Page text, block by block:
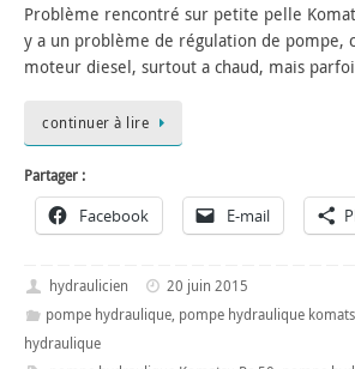
Problème rencontré sur petite pelle
y a un problème de régulation de pompe,
moteur diesel, surtout a chaud, mais
continuer à lire
Partager :
Facebook E-mail
hydraulicien
20 juin 2015
pompe hydraulique, pompe hydraulique
hydraulique